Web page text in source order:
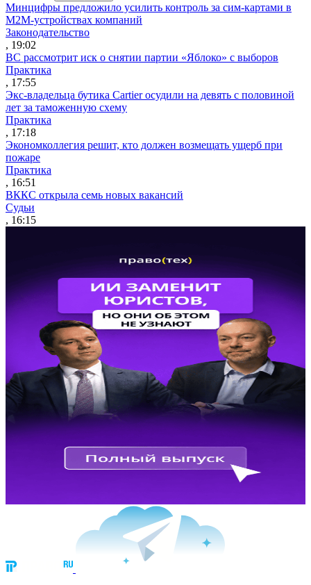
Минцифры предложило усилить контроль за сим-картами в
M2M-устройствах компаний
Законодательство
, 19:02
ВС рассмотрит иск о снятии партии «Яблоко» с выборов
Практика
, 17:55
Экс-владельца бутика Cartier осудили на девять с половиной
лет за таможенную схему
Практика
, 17:18
Экономколлегия решит, кто должен возмещать ущерб при
пожаре
Практика
, 16:51
ВККС открыла семь новых вакансий
Судьи
, 16:15